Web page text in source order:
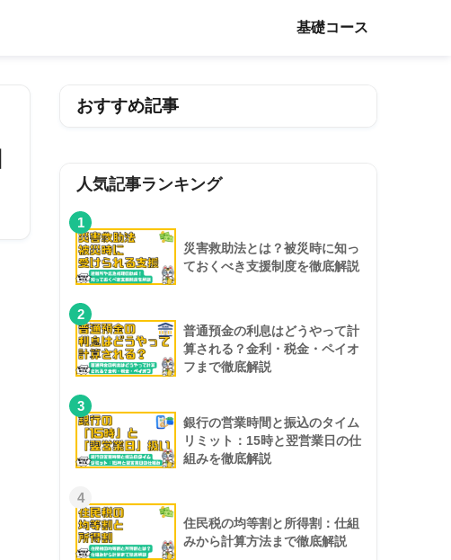
基礎コース
おすすめ記事
人気記事ランキング
1
災害救助法とは？被災時に知っ
ておくべき支援制度を徹底解説
2
普通預金の利息はどうやって計
算される？金利・税金・ペイオ
フまで徹底解説
3
銀行の営業時間と振込のタイム
リミット：15時と翌営業日の仕
組みを徹底解説
4
住民税の均等割と所得割：仕組
みから計算方法まで徹底解説